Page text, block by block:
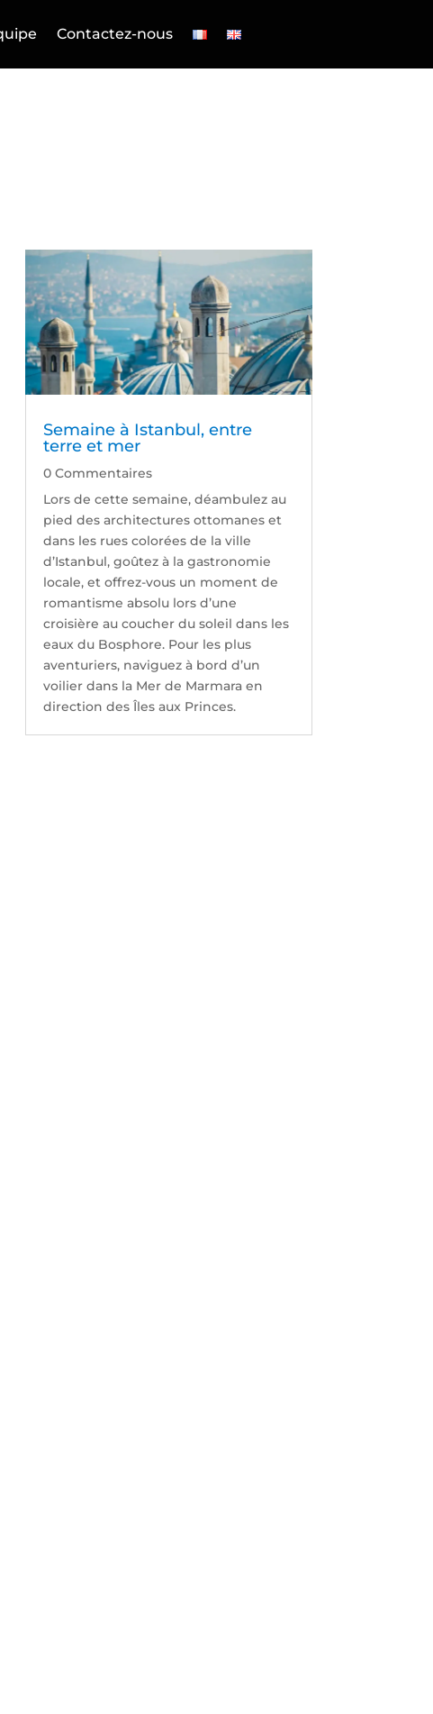
Contactez-nous
Semaine à Istanbul, entre
terre et mer
0 Commentaires
Lors de cette semaine, déambulez au
pied des architectures ottomanes et
dans les rues colorées de la ville
d’Istanbul, goûtez à la gastronomie
locale, et offrez-vous un moment de
romantisme absolu lors d’une
croisière au coucher du soleil dans les
eaux du Bosphore. Pour les plus
aventuriers, naviguez à bord d’un
voilier dans la Mer de Marmara en
direction des Îles aux Princes.